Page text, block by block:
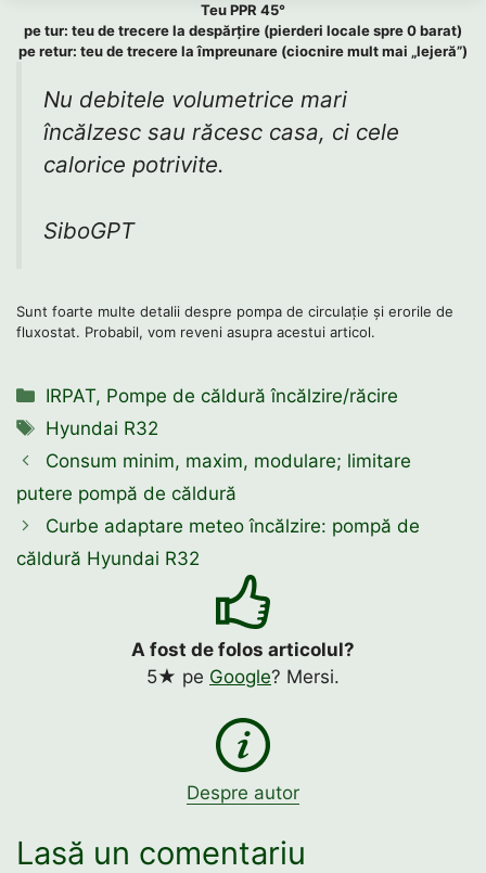
Teu PPR 45°
pe tur: teu de trecere la despărțire (pierderi locale spre 0 barat)
pe retur: teu de trecere la împreunare (ciocnire mult mai „lejeră”)
Nu debitele volumetrice mari
încălzesc sau răcesc casa, ci cele
calorice potrivite.
SiboGPT
Sunt foarte multe detalii despre pompa de circulație și erorile de
fluxostat. Probabil, vom reveni asupra acestui articol.
Categorii
IRPAT, Pompe de căldură încălzire/răcire
Etichete
Hyundai R32
Consum minim, maxim, modulare; limitare
putere pompă de căldură
Curbe adaptare meteo încălzire: pompă de
căldură Hyundai R32
A fost de folos articolul?
5★ pe Google? Mersi.
Despre autor
Lasă un comentariu